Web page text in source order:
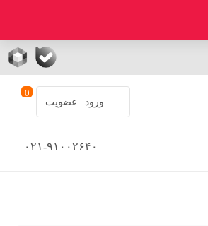
ورود | عضویت
0
۰۲۱-۹۱۰۰۲۶۴۰